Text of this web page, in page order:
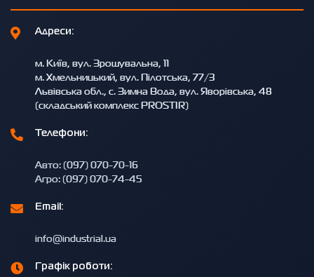
Адреси:
м. Київ, вул. Зрошувальна, 11
м. Хмельницький, вул. Пілотська, 77/3
Львівська обл., с. Зимна Вода, вул. Яворівська, 48
(складський комплекс PROSTIR)
Телефони:
Авто: (097) 070-70-16
Агро: (097) 070-74-45
Email:
info@industrial.ua
Графік роботи: